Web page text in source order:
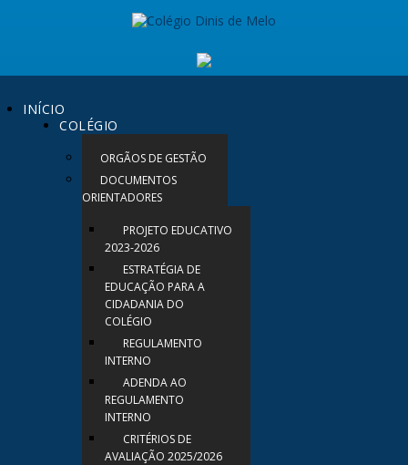
INÍCIO
COLÉGIO
ORGÃOS DE GESTÃO
DOCUMENTOS
ORIENTADORES
PROJETO EDUCATIVO
2023-2026
ESTRATÉGIA DE
EDUCAÇÃO PARA A
CIDADANIA DO
COLÉGIO
REGULAMENTO
INTERNO
ADENDA AO
REGULAMENTO
INTERNO
CRITÉRIOS DE
AVALIAÇÃO 2025/2026